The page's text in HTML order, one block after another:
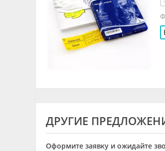
ДРУГИЕ
Оформите заявку и ожидайте